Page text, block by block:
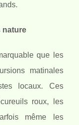
nature
que les
matinales
locaux. Ces
roux, les
même les